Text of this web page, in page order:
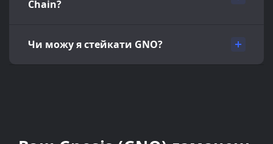
Chain?
Чи можу я стейкати GNO?